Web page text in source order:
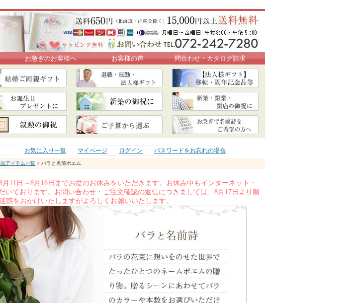
お急ぎのお客様へ お客様の声 問合わせ・カタログ請求
お気に入り一覧 マイページ ログイン パスワードをお忘れの場合
アイテム一覧 > バラと名前ポエム
11日～8月16日までお盆のお休みをいただきます。お休み中もインターネット・
いております。お問い合わせ・ご注文確認の返信につきましては、8月17日より順
惑をおかけいたしますがよろしくお願いいたします。